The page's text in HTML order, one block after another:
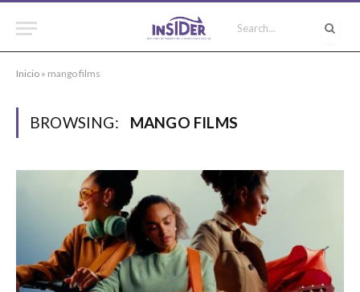
Inicio » mango films
BROWSING: MANGO FILMS